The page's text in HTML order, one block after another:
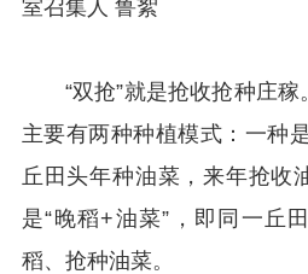
室召集人 鲁絮
“双抢”就是抢收抢种庄
主要有两种种植模式：一种
丘田头年种油菜，来年抢收
是“晚稻+油菜”，即同一丘
稻、抢种油菜。